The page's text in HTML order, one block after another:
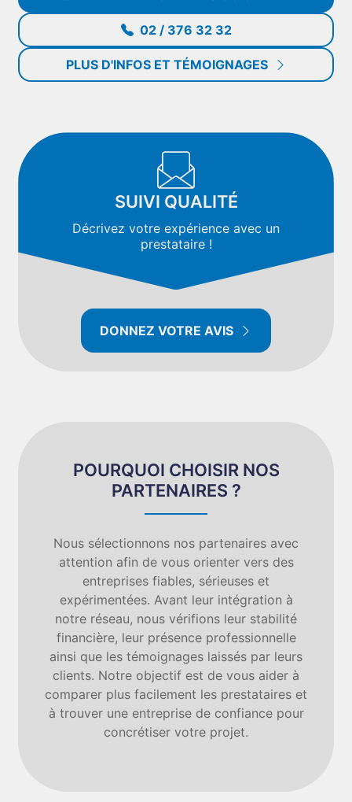
02 / 376 32 32
PLUS D'INFOS ET TÉMOIGNAGES
SUIVI QUALITÉ
Décrivez votre expérience avec un
prestataire !
DONNEZ VOTRE AVIS
POURQUOI CHOISIR NOS
PARTENAIRES ?
Nous sélectionnons nos partenaires avec
attention afin de vous orienter vers des
entreprises fiables, sérieuses et
expérimentées. Avant leur intégration à
notre réseau, nous vérifions leur stabilité
financière, leur présence professionnelle
ainsi que les témoignages laissés par leurs
clients. Notre objectif est de vous aider à
comparer plus facilement les prestataires et
à trouver une entreprise de confiance pour
concrétiser votre projet.